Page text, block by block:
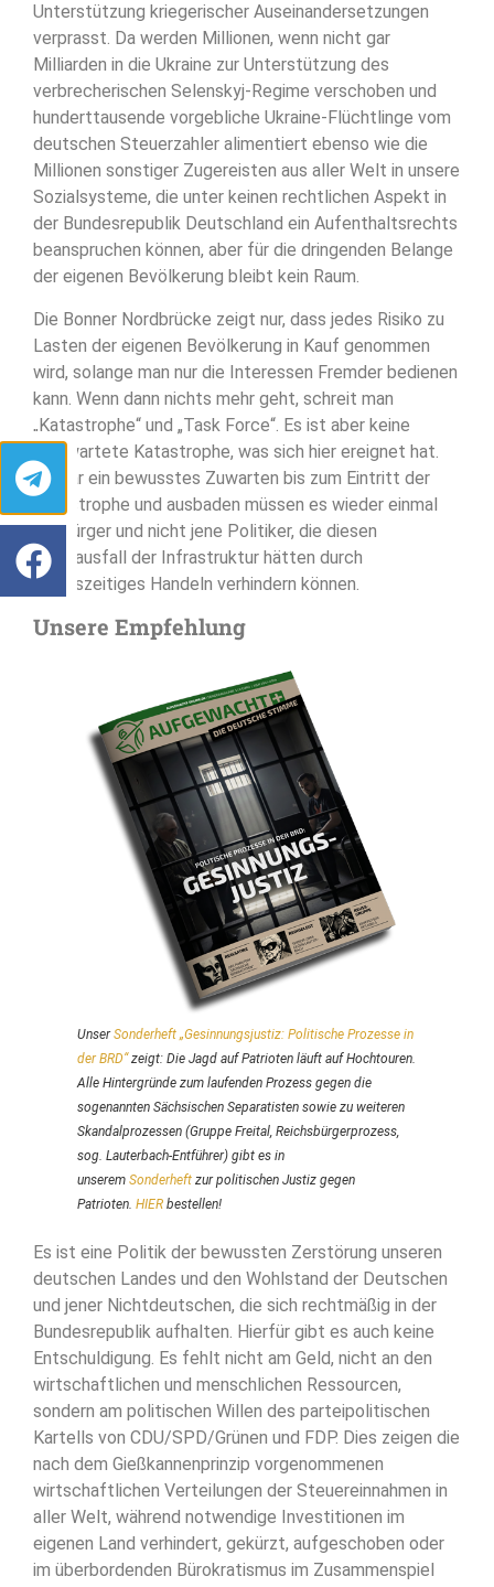
Unterstützung kriegerischer Auseinandersetzungen
verprasst. Da werden Millionen, wenn nicht gar
Milliarden in die Ukraine zur Unterstützung des
verbrecherischen Selenskyj-Regime verschoben und
hunderttausende vorgebliche Ukraine-Flüchtlinge vom
deutschen Steuerzahler alimentiert ebenso wie die
Millionen sonstiger Zugereisten aus aller Welt in unsere
Sozialsysteme, die unter keinen rechtlichen Aspekt in
der Bundesrepublik Deutschland ein Aufenthaltsrechts
beanspruchen können, aber für die dringenden Belange
der eigenen Bevölkerung bleibt kein Raum.
Die Bonner Nordbrücke zeigt nur, dass jedes Risiko zu
Lasten der eigenen Bevölkerung in Kauf genommen
wird, solange man nur die Interessen Fremder bedienen
kann. Wenn dann nichts mehr geht, schreit man
„Katastrophe“ und „Task Force“. Es ist aber keine
unerwartete Katastrophe, was sich hier ereignet hat.
Es war ein bewusstes Zuwarten bis zum Eintritt der
Katastrophe und ausbaden müssen es wieder einmal
die Bürger und nicht jene Politiker, die diesen
Totalausfall der Infrastruktur hätten durch
rechtszeitiges Handeln verhindern können.
Unsere Empfehlung
UnserSonderheft „Gesinnungsjustiz: Politische Prozesse in
der BRD“zeigt: Die Jagd auf Patrioten läuft auf Hochtouren.
Alle Hintergründe zum laufenden Prozess gegen die
sogenannten Sächsischen Separatisten sowie zu weiteren
Skandalprozessen (Gruppe Freital, Reichsbürgerprozess,
sog. Lauterbach-Entführer) gibt es in
unserem Sonderheft zur politischen Justiz gegen
Patrioten. HIER bestellen!
Es ist eine Politik der bewussten Zerstörung unseren
deutschen Landes und den Wohlstand der Deutschen
und jener Nichtdeutschen, die sich rechtmäßig in der
Bundesrepublik aufhalten. Hierfür gibt es auch keine
Entschuldigung. Es fehlt nicht am Geld, nicht an den
wirtschaftlichen und menschlichen Ressourcen,
sondern am politischen Willen des parteipolitischen
Kartells von CDU/SPD/Grünen und FDP. Dies zeigen die
nach dem Gießkannenprinzip vorgenommenen
wirtschaftlichen Verteilungen der Steuereinnahmen in
aller Welt, während notwendige Investitionen im
eigenen Land verhindert, gekürzt, aufgeschoben oder
im überbordenden Bürokratismus im Zusammenspiel